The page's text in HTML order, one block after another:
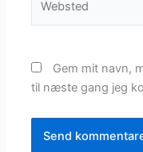
Gem mit navn,
til næste gang jeg